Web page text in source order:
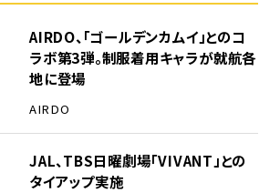
AIRDO、「ゴールデンカムイ」とのコ
ラボ第3弾。制服着用キャラが就航各
地に登場
AIRDO
JAL、TBS日曜劇場「VIVANT」との
タイアップ実施